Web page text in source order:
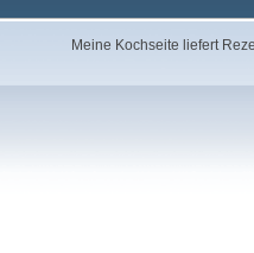
Meine Kochseite liefert